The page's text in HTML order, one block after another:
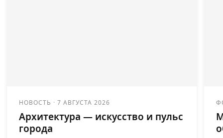
НОВОСТЬ ·7 АВГУСТА 2026
Архитектура — искусство и пульс
города